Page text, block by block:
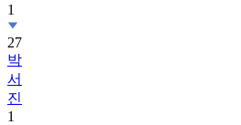
1
27
박
서
진
1